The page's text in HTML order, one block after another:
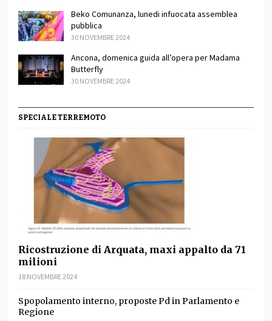
Beko Comunanza, lunedi infuocata assemblea
pubblica
30 NOVEMBRE 2024
Ancona, domenica guida all’opera per Madama
Butterfly
30 NOVEMBRE 2024
SPECIALE TERREMOTO
Ricostruzione di Arquata, maxi appalto da 71
milioni
18 NOVEMBRE 2024
Spopolamento interno, proposte Pd in Parlamento e
Regione